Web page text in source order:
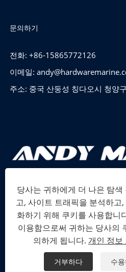
문의하기
전화: +86-15865772126
이메일:
주소: 중국 산둥성 칭다오시 청양구
저작권 © 2024 산둥 전력 산업 무역 유한
Sitemap RSS XML
당사는 귀하에게 더 나은 탐
고, 사이트 트래픽을 분석하고
화하기 위해 쿠키를 사용합니
이용함으로써 귀하는 당사의
의하게 됩니다. 개인 정보
거부하다 수